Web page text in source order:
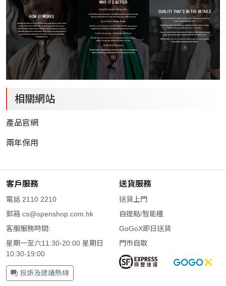
相關網站
產品官網
兩年保用
客戶服務
電話 2110 2210
郵箱 cs@openshop.com.hk
客服服務時間:
星期一至六11:30-20:00 星期日
10:30-19:00
投訴及建議熱線
送貨服務
送貨上門
自提點/智能櫃
GoGoX即日送貨
門市自取